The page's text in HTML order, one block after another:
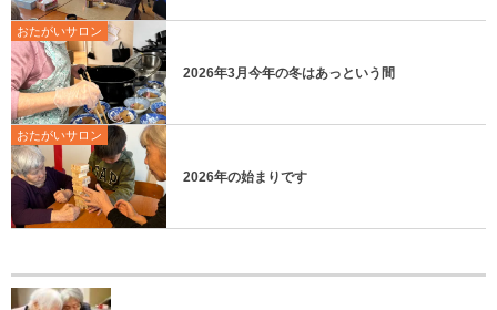
おたがいサロン
2026年3月今年の冬はあっという間
おたがいサロン
2026年の始まりです